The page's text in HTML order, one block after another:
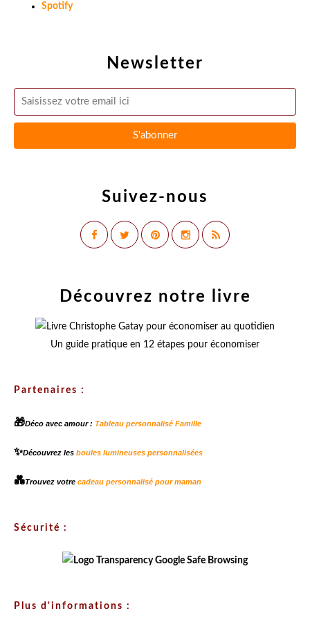
Newsletter
Suivez-nous
Spotify
Découvrez notre livre
Un guide pratique en 12 étapes pour économiser
Partenaires :
🎁Déco avec amour : Tableau personnalisé Famille
✨Découvrez les boules lumineuses personnalisées
💑Trouvez votre cadeau personnalisé pour maman
Sécurité :
Plus d'informations :